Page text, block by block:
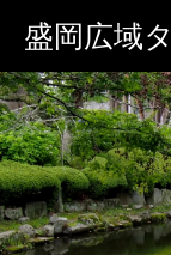
盛岡広域